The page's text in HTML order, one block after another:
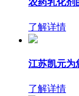
了解详情
江苏凯元为
了解详情